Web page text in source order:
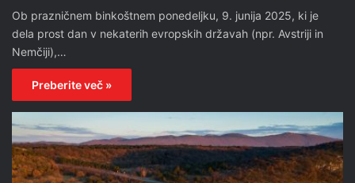
Ob prazničnem binkoštnem ponedeljku, 9. junija 2025, ki je
dela prost dan v nekaterih evropskih državah (npr. Avstriji in
Nemčiji),…
Preberite več »